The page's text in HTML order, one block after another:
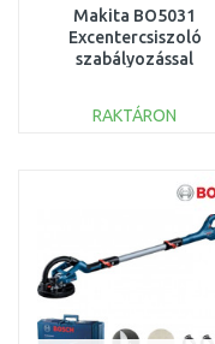
Makita BO5031
Excentercsiszoló
szabályozással
RAKTÁRON
Összehasonlítás